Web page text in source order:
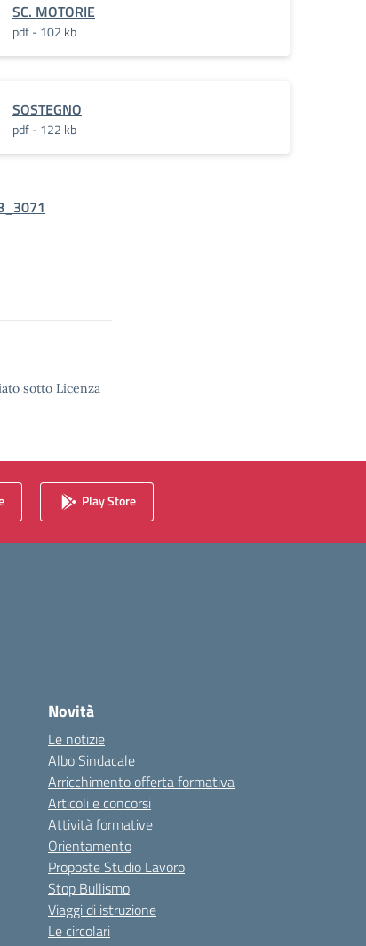
SC. MOTORIE
pdf - 102 kb
SOSTEGNO
pdf - 122 kb
sotto Licenza
Play Store
Novità
Le notizie
Albo Sindacale
Arricchimento offerta formativa
Articoli e concorsi
Attività formative
Orientamento
Proposte Studio Lavoro
Stop Bullismo
Viaggi di istruzione
Le circolari